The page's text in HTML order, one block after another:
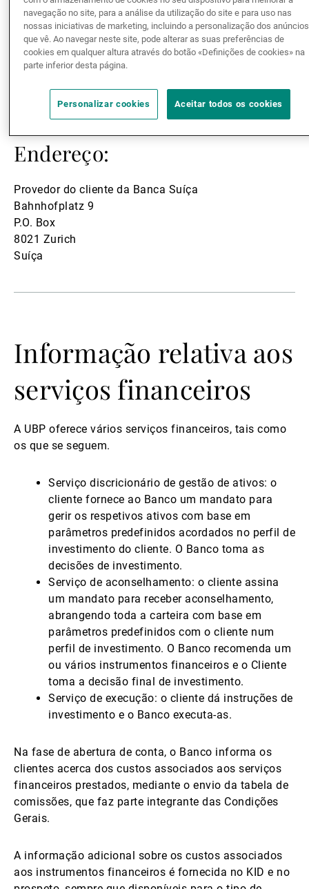
judicial, os clientes podem dirigir-se ao Provedor do
cliente da Banca Suíça (Swiss Banking Ombudsman)
para mediação. Por uma taxa modesta ou mesmo
gratuita, o Provedor de Justiça avaliará o litígio e
atuará enquanto mediador neutro entre as partes.
Complaints Policy (EN)
Endereço:
Provedor do cliente da Banca Suíça
Bahnhofplatz 9
P.O. Box
8021 Zurich
Suíça
Informação relativa aos
serviços financeiros
A UBP oferece vários serviços financeiros, tais como
os que se seguem.
Serviço discricionário de gestão de ativos: o
cliente fornece ao Banco um mandato para
gerir os respetivos ativos com base em
parâmetros predefinidos acordados no perfil de
investimento do cliente. O Banco toma as
decisões de investimento.
Serviço de aconselhamento: o cliente assina
um mandato para receber aconselhamento,
abrangendo toda a carteira com base em
parâmetros predefinidos com o cliente num
perfil de investimento. O Banco recomenda um
ou vários instrumentos financeiros e o Cliente
toma a decisão final de investimento.
Serviço de execução: o cliente dá instruções de
investimento e o Banco executa-as.
Na fase de abertura de conta, o Banco informa os
clientes acerca dos custos associados aos serviços
financeiros prestados, mediante o envio da tabela de
comissões, que faz parte integrante das Condições
Gerais.
A informação adicional sobre os custos associados
aos instrumentos financeiros é fornecida no KID e no
navegação no site, para a análise da utilização do site e para uso nas
nossas iniciativas de marketing, incluindo a personalização dos anúncios
que vê. Ao navegar neste site, pode alterar as suas preferências de
cookies em qualquer altura através do botão «Definições de cookies» na
parte inferior desta página.
Personalizar cookies Aceitar todos os cookies